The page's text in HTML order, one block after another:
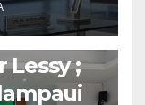
Lessy ;